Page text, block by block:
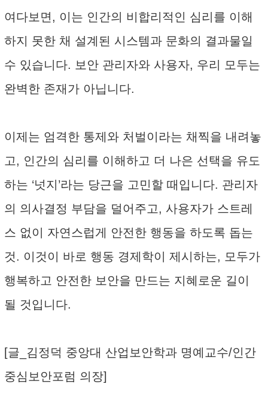
여다보면, 이는 인간의 비합리적인 심리를 이해
하지 못한 채 설계된 시스템과 문화의 결과물일
수 있습니다. 보안 관리자와 사용자, 우리 모두는
완벽한 존재가 아닙니다.
이제는 엄격한 통제와 처벌이라는 채찍을 내려놓
고, 인간의 심리를 이해하고 더 나은 선택을 유도
하는 ‘넛지’라는 당근을 고민할 때입니다. 관리자
의 의사결정 부담을 덜어주고, 사용자가 스트레
스 없이 자연스럽게 안전한 행동을 하도록 돕는
것. 이것이 바로 행동 경제학이 제시하는, 모두가
행복하고 안전한 보안을 만드는 지혜로운 길이
될 것입니다.
[글_김정덕 중앙대 산업보안학과 명예교수/인간
중심보안포럼 의장]